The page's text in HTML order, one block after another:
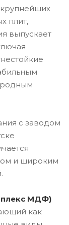
плит,
выпускает
с заводом
и широким
МДФ)
как